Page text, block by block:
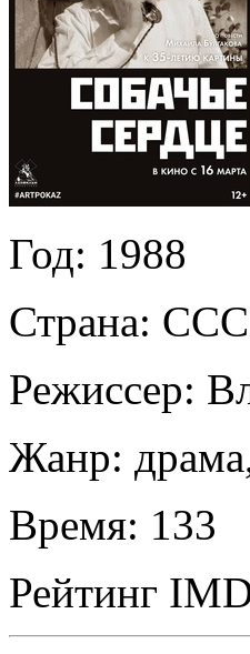
Год: 1988
Страна:
Режиссер:
Жанр:
Время: 133
Рейтинг